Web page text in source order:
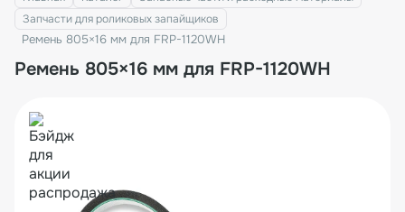
Запчасти для роликовых запайщиков
Ремень 805×16 мм для FRP-1120WH
Ремень 805×16 мм для FRP-1120WH